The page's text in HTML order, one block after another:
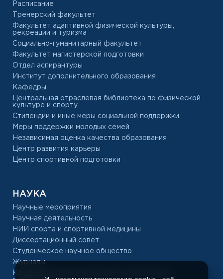
Расписание
Тренерский факультет
Факультет адаптивной физической культуры,
рекреации и туризма
Социально-гуманитарный факультет
Факультет магистерской подготовки
Отдел аспирантуры
Институт дополнительного образования
Кафедры
Центральная отраслевая библиотека по физической
культуре и спорту
Стипендии и иные меры социальной поддержки
Меры поддержки молодых семей
Независимая оценка качества образования
Центр развития карьеры
Центр спортивной подготовки
НАУКА
Научные мероприятия
Научная деятельность
НИИ спорта и спортивной медицины
Диссертационный совет
Студенческое научное общество
Журналы
Конкурс на замещение должностей научных